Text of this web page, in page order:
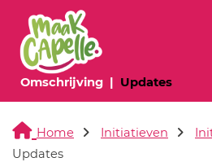
Omschrijving(huidige pagina)
Updates
Home Initiatieven
Updates